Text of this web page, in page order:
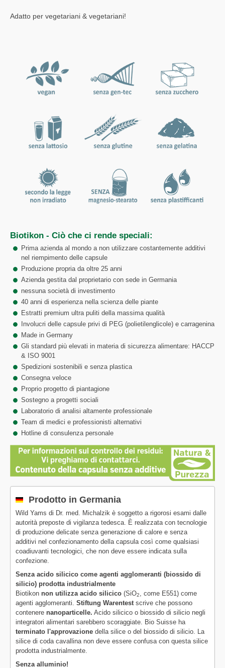
Adatto per vegetariani & vegetariani!
Biotikon - Ciò che ci rende speciali:
Prima azienda al mondo a non utilizzare costantemente additivi
nel riempimento delle capsule
Produzione propria da oltre 25 anni
Azienda gestita dal proprietario con sede in Germania
nessuna società di investimento
40 anni di esperienza nella scienza delle piante
Estratti premium ultra puliti della massima qualità
Involucri delle capsule privi di PEG (polietilenglicole) e carragenina
Made in Germany
Gli standard più elevati in materia di sicurezza alimentare: HACCP
& ISO 9001
Spedizioni sostenibili e senza plastica
Consegna veloce
Proprio progetto di piantagione
Sostegno a progetti sociali
Laboratorio di analisi altamente professionale
Team di medici e professionisti alternativi
Hotline di consulenza personale
Prodotto in Germania
Wild Yams di Dr. med. Michalzik è soggetto a rigorosi esami dalle
autorità preposte di vigilanza tedesca. È realizzata con tecnologie
di produzione delicate senza generazione di calore e senza
additivi nel confezionamento della capsula così come qualsiasi
coadiuvanti tecnologici, che non deve essere indicata sulla
confezione.
Senza acido silicico come agenti agglomeranti (biossido di
silicio) prodotta industrialmente
Biotikon non utilizza acido silicico (SiO2
, come E551) come
agenti agglomeranti. Stiftung Warentest scrive che possono
contenere nanoparticelle. Acido silicico o biossido di silicio negli
integratori alimentari sarebbero scoraggiate. Bio Suisse ha
terminato l'approvazione della silice o del biossido di silicio. La
silice di coda cavallina non deve essere confusa con questa silice
prodotta industrialmente.
Senza alluminio!